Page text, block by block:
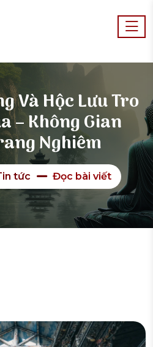
Và Hộc Lưu Tro
– Không Gian
Nghiêm
tức Đọc bài viết